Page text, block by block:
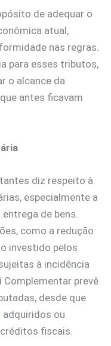
de adequar o
atual,
nas regras.
para esses tributos,
o alcance da
antes ficavam
diz respeito à
especialmente a
de bens.
como a redução
investido pelos
à incidência
Complementar prevê
desde que
adquiridos ou
fiscais.